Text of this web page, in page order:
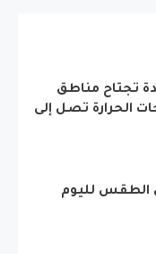
تجتاح مناطق
الحرارة تصل إلى
الطقس لليوم